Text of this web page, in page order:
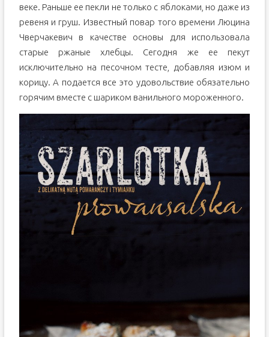
веке. Раньше ее пекли не только с яблоками, но даже из
ревеня и груш. Известный повар того времени Люцина
Чверчакевич в качестве основы для использовала
старые ржаные хлебцы. Сегодня же ее пекут
исключительно на песочном тесте, добавляя изюм и
корицу. А подается все это удовольствие обязательно
горячим вместе с шариком ванильного мороженного.